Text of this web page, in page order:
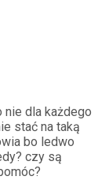
dla każdego
stać na taką
bo ledwo
czy są